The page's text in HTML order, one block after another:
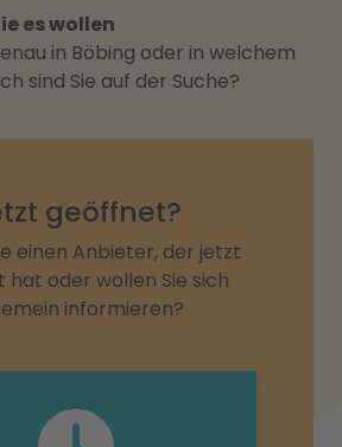
es wollen
in Böbing oder in welchem
sind Sie auf der Suche?
geöffnet?
einen Anbieter, der jetzt
hat oder wollen Sie sich
informieren?